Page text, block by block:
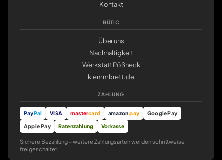
Kontakt
BÜTIC
Über uns
Nachhaltigkeit
Werkstatt Pößneck
klemmbrett.de
ZAHLUNG
PayPal VISA mastercard amazonpay
Google Pay
Apple Pay
Ratenzahlung Vorkasse
Sichere Bezahlung – weitere Zahlungsarten werden schrittweise
freigeschaltet.